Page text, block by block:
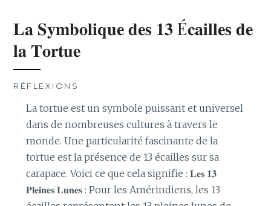
𝐋𝐚 𝐒𝐲𝐦𝐛𝐨𝐥𝐢𝐪𝐮𝐞 𝐝𝐞𝐬 𝟏𝟑 É𝐜𝐚𝐢𝐥𝐥𝐞𝐬 𝐝𝐞
𝐥𝐚 𝐓𝐨𝐫𝐭𝐮𝐞
RÉFLEXIONS
La tortue est un symbole puissant et universel
dans de nombreuses cultures à travers le
monde. Une particularité fascinante de la
tortue est la présence de 13 écailles sur sa
carapace. Voici ce que cela signifie : 𝐋𝐞𝐬 𝟏𝟑
𝐏𝐥𝐞𝐢𝐧𝐞𝐬 𝐋𝐮𝐧𝐞𝐬 : Pour les Amérindiens, les 13